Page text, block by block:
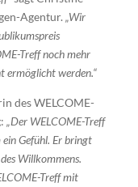
Agentur. „Wir
Treff noch mehr
ermöglicht werden.“
des WELCOME-
„Der WELCOME-Treff
Gefühl. Er bringt
Willkommens.
Treff mit